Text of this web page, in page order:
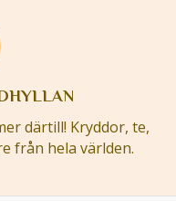
därtill! Kryddor, te,
från hela världen.